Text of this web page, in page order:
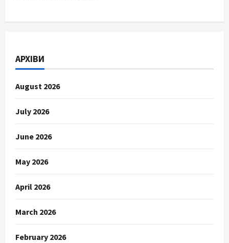
АРХІВИ
August 2026
July 2026
June 2026
May 2026
April 2026
March 2026
February 2026